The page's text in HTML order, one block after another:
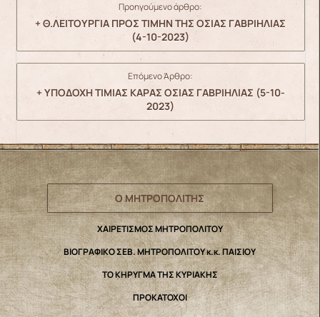
Προηγούμενο άρθρο:
+ Θ.ΛΕΙΤΟΥΡΓΙΑ ΠΡΟΣ ΤΙΜΗΝ ΤΗΣ ΟΣΙΑΣ ΓΑΒΡΙΗΛΙΑΣ
(4-10-2023)
Επόμενο Άρθρο:
+ ΥΠΟΔΟΧΗ ΤΙΜΙΑΣ ΚΑΡΑΣ ΟΣΙΑΣ ΓΑΒΡΙΗΛΙΑΣ (5-10-
2023)
Ο ΜΗΤΡΟΠΟΛΙΤΗΣ
ΧΑΙΡΕΤΙΣΜΟΣ ΜΗΤΡΟΠΟΛΙΤΟΥ
ΒΙΟΓΡΑΦΙΚΟ ΣΕΒ. ΜΗΤΡΟΠΟΛΙΤΟΥ κ.κ. ΠΑΙΣΙΟΥ
ΤΟ ΚΗΡΥΓΜΑ ΤΗΣ ΚΥΡΙΑΚΗΣ
ΠΡΟΚΑΤΟΧΟΙ